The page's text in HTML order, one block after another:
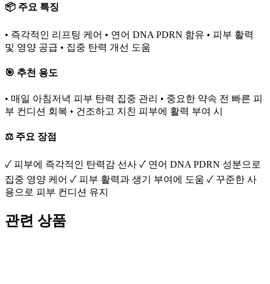
📦 주요 특징
• 즉각적인 리프팅 케어 • 연어 DNA PDRN 함유 • 피부 활력
및 영양 공급 • 집중 탄력 개선 도움
🎯 추천 용도
• 매일 아침저녁 피부 탄력 집중 관리 • 중요한 약속 전 빠른 피
부 컨디션 회복 • 건조하고 지친 피부에 활력 부여 시
⚖️ 주요 장점
✓ 피부에 즉각적인 탄력감 선사 ✓ 연어 DNA PDRN 성분으로
집중 영양 케어 ✓ 피부 활력과 생기 부여에 도움 ✓ 꾸준한 사
용으로 피부 컨디션 유지
관련 상품